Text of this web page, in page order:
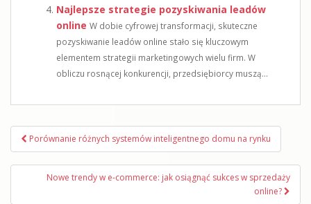
Najlepsze strategie pozyskiwania leadów
online W dobie cyfrowej transformacji, skuteczne
pozyskiwanie leadów online stało się kluczowym
elementem strategii marketingowych wielu firm. W
obliczu rosnącej konkurencji, przedsiębiorcy muszą...
Nawigacja
wpisu
Porównanie różnych systemów inteligentnego domu na rynku
Nowe trendy w e-commerce: jak osiągnąć sukces w sprzedaży
online?